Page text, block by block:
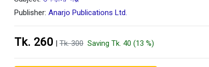
Publisher: Anarjo Publications Ltd.
Tk. 260 | Tk. 300 Saving Tk. 40 (13 %)